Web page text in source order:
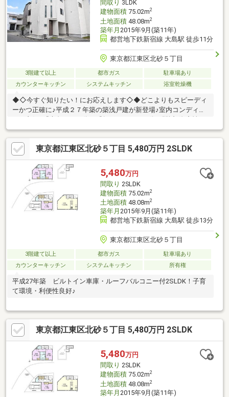
間取り 3LDK
建物面積75.02m2
土地面積48.08m2
築年月 2015年9月(築11年)
都営地下鉄新宿線 大島駅 徒歩11分
東京都江東区北砂５丁目
3階建て以上 都市ガス
駐車場あり
カウンターキッチン
システムキッチン 浴室乾燥機
◆◇今すぐ知りたい！にお応えします◇◆どこよりもスピーディ
ーかつ正確に♪平成２７年築の築浅戸建が新登場♪室内コンディシ
高い好立地♪
東京都江東区北砂５丁目 5,480万円 2SLDK
5,480万円
間取り 2SLDK
建物面積75.02m2
土地面積48.08m2
築年月 2015年9月(築11年)
都営地下鉄新宿線 大島駅 徒歩13分
東京都江東区北砂５丁目
3階建て以上 都市ガス
駐車場あり
カウンターキッチン
システムキッチン 所有権
平成27年築 ビルトイン車庫・ルーフバルコニー付2SLDK！子育
て環境・利便性良好♪
東京都江東区北砂５丁目 5,480万円 2SLDK
5,480万円
間取り 2SLDK
建物面積75.02m2
土地面積48.08m2
築年月 2015年9月(築11年)